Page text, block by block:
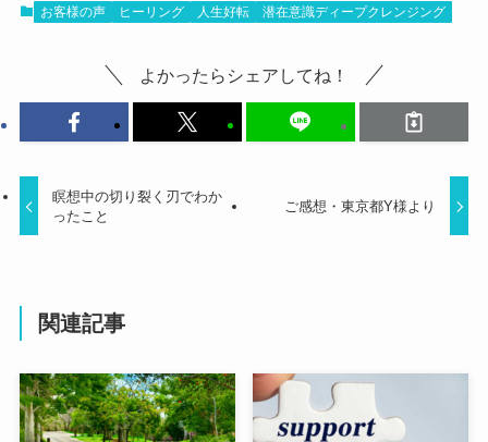
お客様の声 ヒーリング 人生好転 潜在意識ディープクレンジング
よかったらシェアしてね！
瞑想中の切り裂く刃でわか
ったこと
ご感想・東京都Y様より
関連記事